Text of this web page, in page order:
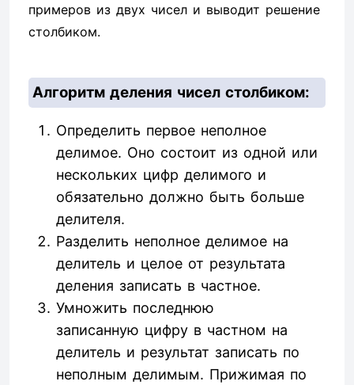
примеров из двух чисел и выводит решение
столбиком.
Алгоритм деления чисел столбиком:
Определить первое неполное
делимое. Оно состоит из одной или
нескольких цифр делимого и
обязательно должно быть больше
делителя.
Разделить неполное делимое на
делитель и целое от результата
деления записать в частное.
Умножить последнюю
записанную цифру в частном на
делитель и результат записать по
неполным делимым. Прижимая по